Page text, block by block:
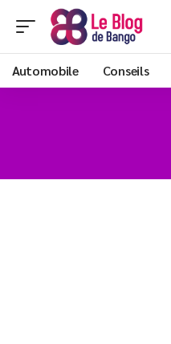
Automobile Conseils